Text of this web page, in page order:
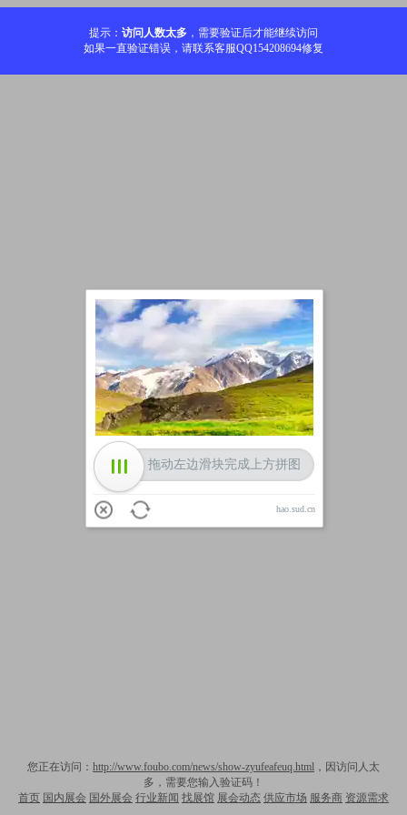
提示： 访问人数太多 ，需要验证后才能继续访问
如果一直验证错误，请联系客服QQ154208694修复
您正在访问： http://www.foubo.com/news/show-zyufeafeuq.html ，因访问人太
多，需要您输入验证码！
首页 国内展会 国外展会 行业新闻 找展馆 展会动态 供应市场 服务商 资源需求
加载中
拖动左边滑块完成上方拼图
hao.sud.cn